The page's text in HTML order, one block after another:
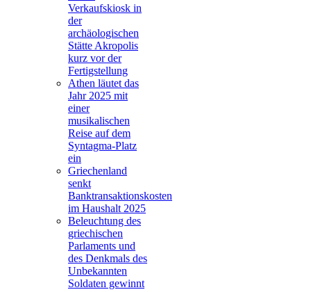
Verkaufskiosk in
der
archäologischen
Stätte Akropolis
kurz vor der
Fertigstellung
Athen läutet das
Jahr 2025 mit
einer
musikalischen
Reise auf dem
Syntagma-Platz
ein
Griechenland
senkt
Banktransaktionskosten
im Haushalt 2025
Beleuchtung des
griechischen
Parlaments und
des Denkmals des
Unbekannten
Soldaten gewinnt